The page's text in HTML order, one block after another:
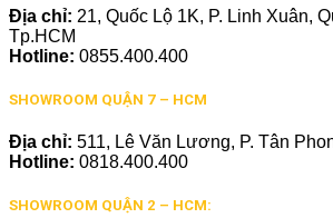
Địa chỉ: 21, Quốc Lộ 1K, P. Linh Xuân,
Tp.HCM
Hotline: 0855.400.400
SHOWROOM QUẬN 7 – HCM
Địa chỉ: 511, Lê Văn Lương, P. Tân
Hotline: 0818.400.400
SHOWROOM QUẬN 2 – HCM: